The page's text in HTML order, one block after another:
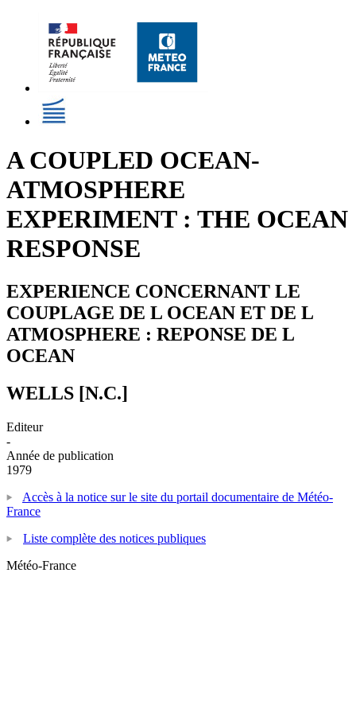
A COUPLED OCEAN-
ATMOSPHERE
EXPERIMENT : THE OCEAN
RESPONSE
EXPERIENCE CONCERNANT LE
COUPLAGE DE L OCEAN ET DE L
ATMOSPHERE : REPONSE DE L
OCEAN
WELLS [N.C.]
Editeur
-
Année de publication
1979
Accès à la notice sur le site du portail documentaire de Météo-
France
Liste complète des notices publiques
Météo-France